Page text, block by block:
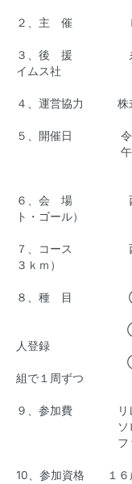
２、主 催 ＮＰ
３、後 援 糸満
イムス社
４、運営協力 株式
５、開催日 令和
午前７時３
８時４
６、会 場 西崎運
ト・ゴール）
７、コース 西崎
３ｋｍ）
８、種 目 ①２時
※１チーム
② 〃
人登録
③ファミリ
組で１周ずつ
９、参加費 リレ
ソロ
ファミリー駅
10、参加資格 １６